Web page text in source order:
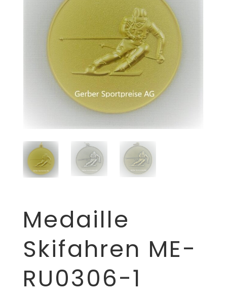
Medaille
Skifahren ME-
RU0306-1